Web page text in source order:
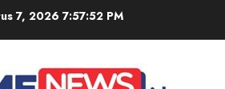
7, 2026 7:57:53 PM